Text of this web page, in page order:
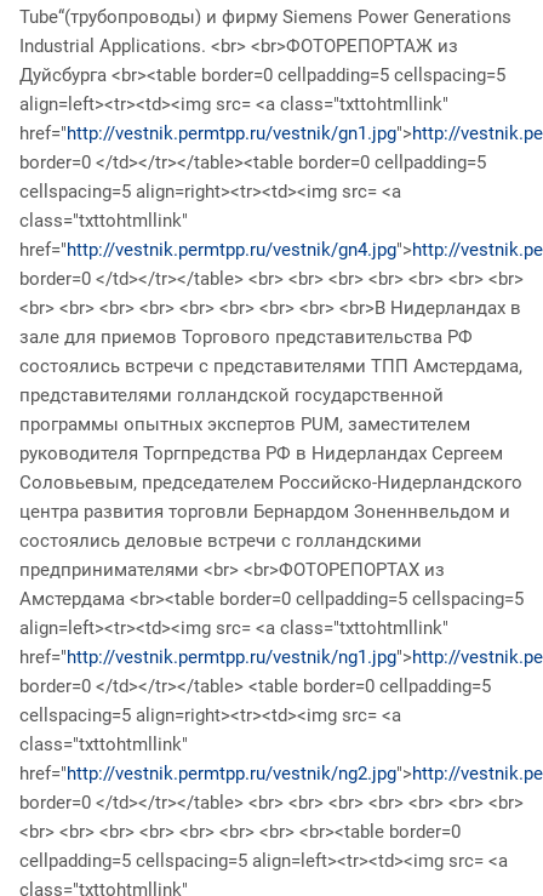
Tube“(трубопроводы) и фирму Siemens Power Generations
Industrial Applications. <br> <br>ФОТОРЕПОРТАЖ из
Дуйсбурга <br><table border=0 cellpadding=5 cellspacing=5
align=left><tr><td><img src= <a class="txttohtmllink"
href="http://vestnik.permtpp.ru/vestnik/gn1.jpg">http://
border=0 </td></tr></table><table border=0 cellpadding=5
cellspacing=5 align=right><tr><td><img src= <a
class="txttohtmllink"
href="http://vestnik.permtpp.ru/vestnik/gn4.jpg">http://
border=0 </td></tr></table> <br> <br> <br> <br> <br> <br> <br>
<br> <br> <br> <br> <br> <br> <br> <br> <br>В Нидерландах в
зале для приемов Торгового представительства РФ
состоялись встречи с представителями ТПП Амстердама,
представителями голландской государственной
программы опытных экспертов PUM, заместителем
руководителя Торгпредства РФ в Нидерландах Сергеем
Соловьевым, председателем Российско-Нидерландского
центра развития торговли Бернардом Зоненнвельдом и
состоялись деловые встречи с голландскими
предпринимателями <br> <br>ФОТОРЕПОРТАХ из
Амстердама <br><table border=0 cellpadding=5 cellspacing=5
align=left><tr><td><img src= <a class="txttohtmllink"
href="http://vestnik.permtpp.ru/vestnik/ng1.jpg">http://
border=0 </td></tr></table> <table border=0 cellpadding=5
cellspacing=5 align=right><tr><td><img src= <a
class="txttohtmllink"
href="http://vestnik.permtpp.ru/vestnik/ng2.jpg">http://
border=0 </td></tr></table> <br> <br> <br> <br> <br> <br> <br>
<br> <br> <br> <br> <br> <br> <br> <br><table border=0
cellpadding=5 cellspacing=5 align=left><tr><td><img src= <a
class="txttohtmllink"